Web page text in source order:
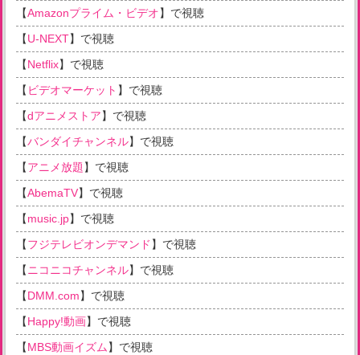
【Amazonプライム・ビデオ】で視聴
【U-NEXT】で視聴
【Netflix】で視聴
【 ビデオマーケット 】で視聴
【dアニメストア】で視聴
【バンダイチャンネル】で視聴
【アニメ放題】で視聴
【AbemaTV】で視聴
【music.jp】で視聴
【フジテレビオンデマンド 】で視聴
【ニコニコチャンネル】で視聴
【DMM.com】で視聴
【Happy!動画】で視聴
【MBS動画イズム 】で視聴